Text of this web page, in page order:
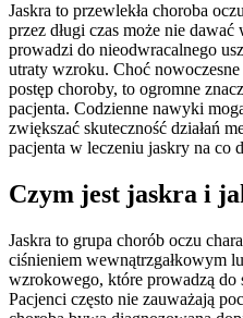
Jaskra to przewlekła choroba
przez długi czas może nie
prowadzi do nieodwracalnego
utraty wzroku. Choć
postęp choroby, to ogromne
pacjenta. Codzienne nawyki
zwiększać skuteczność działań
pacjenta w leczeniu jaskry na co
Czym jest jaskra i
Jaskra to grupa chorób oczu
ciśnieniem wewnątrzgałkowym
wzrokowego, które prowadzą
Pacjenci często nie zauważają